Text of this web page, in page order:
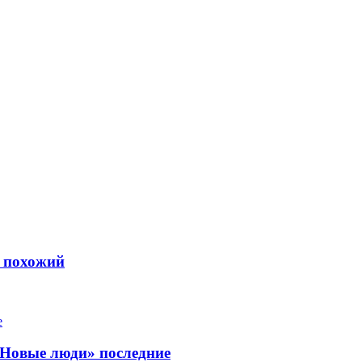
похожий
люди» последние